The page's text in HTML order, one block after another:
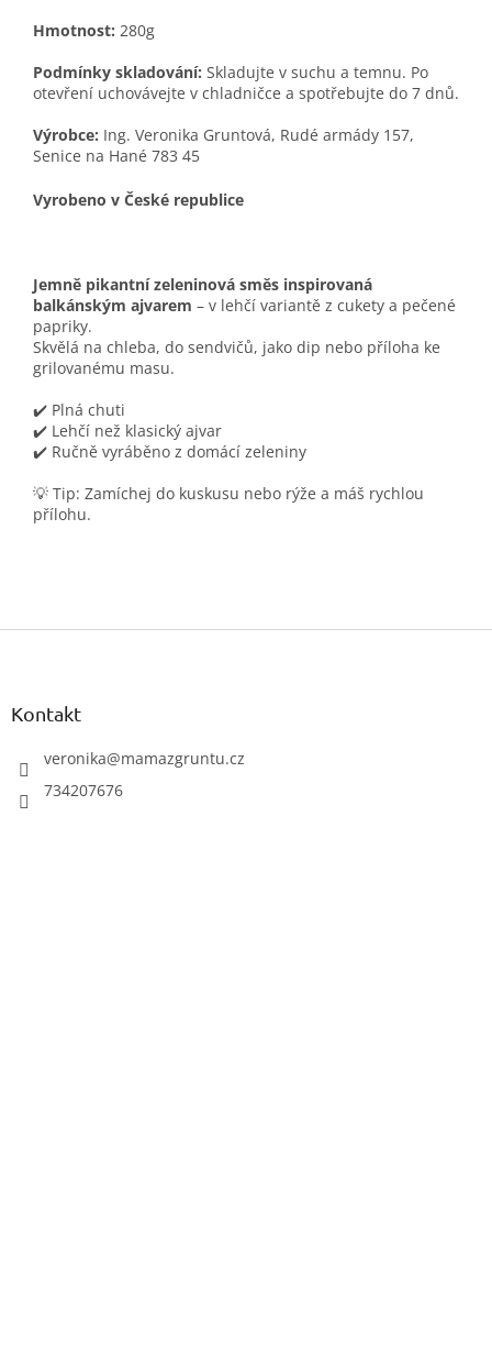
Hmotnost: 280g
Podmínky skladování: Skladujte v suchu a temnu. Po
otevření uchovávejte v chladničce a spotřebujte do 7 dnů.
Výrobce: Ing. Veronika Gruntová, Rudé armády 157,
Senice na Hané 783 45
Vyrobeno v České republice
Jemně pikantní zeleninová směs inspirovaná
balkánským ajvarem – v lehčí variantě z cukety a pečené
papriky.
Skvělá na chleba, do sendvičů, jako dip nebo příloha ke
grilovanému masu.
✔️ Plná chuti
✔️ Lehčí než klasický ajvar
✔️ Ručně vyráběno z domácí zeleniny
💡 Tip: Zamíchej do kuskusu nebo rýže a máš rychlou
přílohu.
Z
Kontakt
veronika@mamazgruntu.cz
734207676